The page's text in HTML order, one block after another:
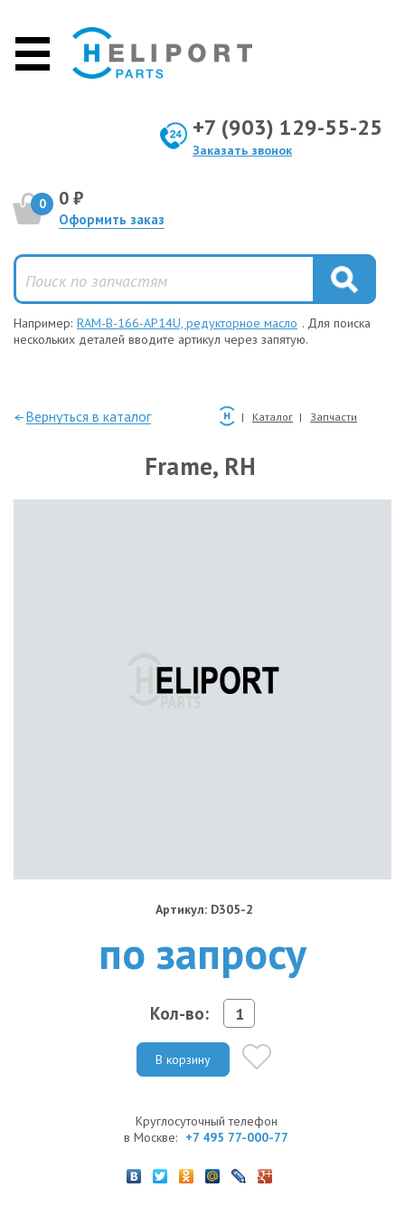
+7 (903) 129-55-25
Заказать звонок
0 0 ₽
Оформить заказ
Например: RAM-B-166-AP14U, редукторное масло . Для поиска
нескольких деталей вводите артикул через запятую.
—Вернуться в каталог Каталог Запчасти
Frame, RH
Артикул: D305-2
по запросу
Кол-во:
В корзину
Круглосуточный телефон
в Москве: +7 495 77-000-77